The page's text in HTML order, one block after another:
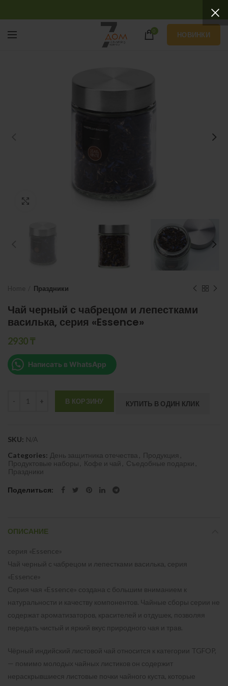
0 НОВИНКИ
Нажмите, чтобы увеличить
Праздники
Чай черный с чабрецом и лепестками
василька, серия «Essence»
2930₸
Написать в WhatsApp
В КОРЗИНУ КУПИТЬ В ОДИН КЛИК
SKU: N/A
Categories: День защитника отечества Продукция
Продуктовые наборы
Кофе и чай Съедобные подарки
Праздники
Поделиться
ОПИСАНИЕ
серия «Essence»
Чай черный с чабрецом и лепестками василька, серия
«Essence»
Серия чая «Essence» создана с большим вниманием к
натуральности и качеству компонентов. Чайные сборы серии не
содержат ароматизаторов, красителей и отдушек, позволяя
передать чистый и яркий вкус природного чая и трав.
Чёрный индийский листовой чай относится к категории TGFOP,
— помимо молодых чайных листиков он содержит
нераскрывшиеся листовые почки чайного куста, которые